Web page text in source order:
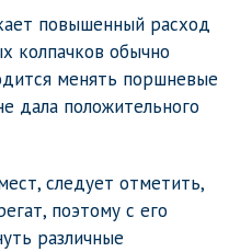
повышенный расход
колпачков обычно
менять поршневые
дала положительного
следует отметить,
поэтому с его
различные